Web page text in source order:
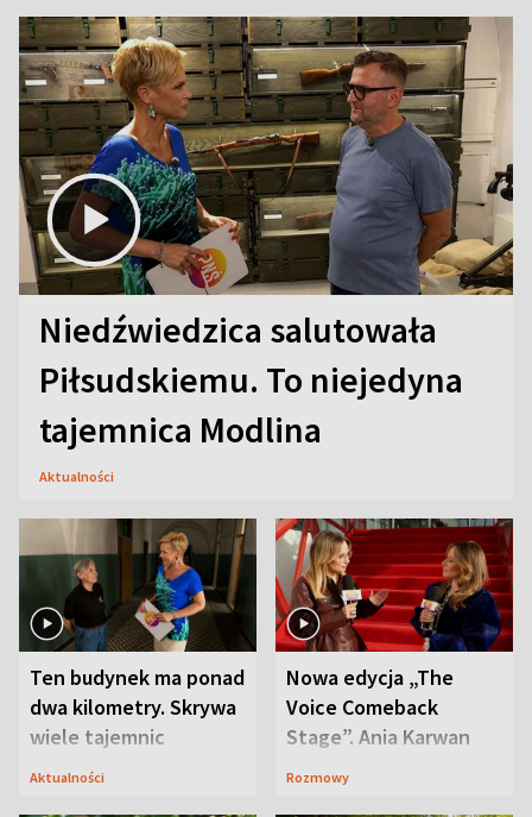
Niedźwiedzica salutowała
Piłsudskiemu. To niejedyna
tajemnica Modlina
Aktualności
Ten budynek ma ponad
dwa kilometry. Skrywa
wiele tajemnic
Aktualności
Nowa edycja „The
Voice Comeback
Stage”. Ania Karwan
zapowiada
Rozmowy